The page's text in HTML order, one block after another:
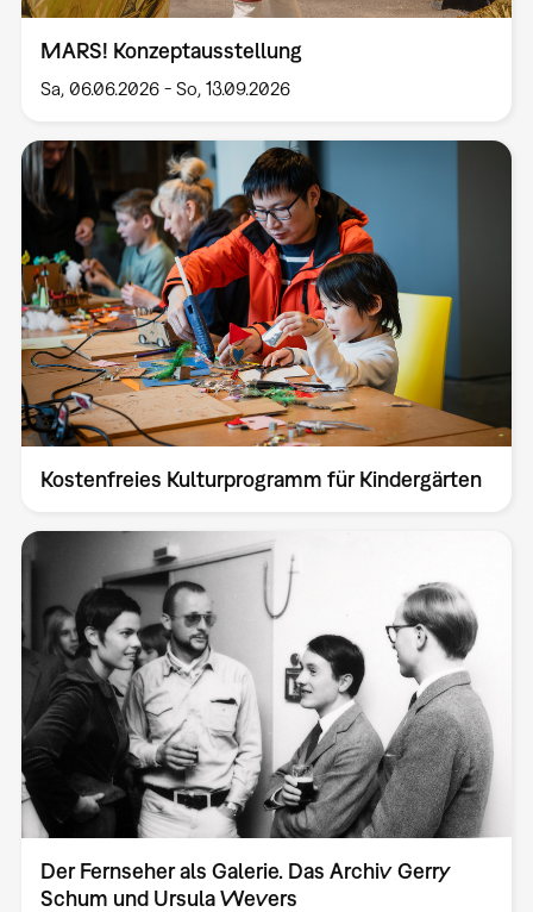
MARS! Konzeptausstellung
Sa, 06.06.2026- So, 13.09.2026
Kostenfreies Kulturprogramm für Kindergärten
Der Fernseher als Galerie. Das Archiv Gerry
Schum und Ursula Wevers